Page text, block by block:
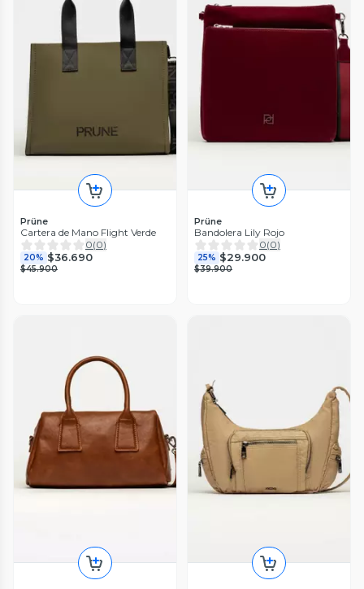
Prüne
Cartera de Mano Flight Verde
0(0)
20% $36.690
$45.900
Prüne
Bandolera Lily Rojo
0(0)
25% $29.900
$39.900